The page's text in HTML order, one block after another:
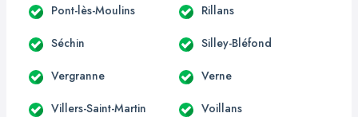
Pont-lès-Moulins Rillans
Séchin Silley-Bléfond
Vergranne Verne
Villers-Saint-Martin Voillans